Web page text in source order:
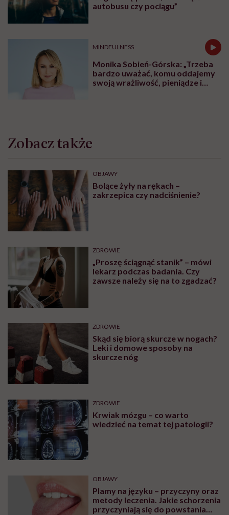
autobusu czy pociągu”
MINDFULNESS
Monika Sobień-Górska: „Trzeba
bardzo uważać, komu oddajemy
swoją wrażliwość, pieniądze i
Zobacz także
OBJAWY
Bolące żyły na rękach –
zakrzepica czy nadciśnienie?
ZDROWIE
„Proszę ściągnąć stanik” – mówi
lekarz podczas badania. Czy
zawsze należy się na to zgadzać?
ZDROWIE
Skąd się biorą skurcze w nogach?
Leki i domowe sposoby na
skurcze nóg
ZDROWIE
Krwiak mózgu – co warto
wiedzieć na temat tej patologii?
OBJAWY
Plamy na języku – przyczyny oraz
metody leczenia. Jakie schorzenia
przyczyniają się do powstania